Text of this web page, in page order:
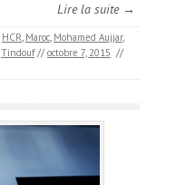
Lire la suite →
HCR, Maroc, Mohamed Aujjar,
Tindouf // octobre 7, 2015 //